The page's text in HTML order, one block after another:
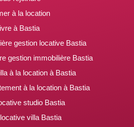
à la location
à Bastia
gestion locative Bastia
gestion immobilière Bastia
à la location à Bastia
à la location à Bastia
studio Bastia
villa Bastia